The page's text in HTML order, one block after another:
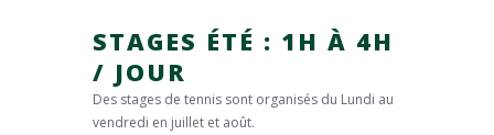
STAGES ÉTÉ : 1H À 4H
/ JOUR
Des stages de tennis sont organisés du Lundi au
vendredi en juillet et août.